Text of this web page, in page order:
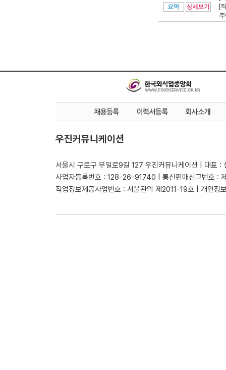
[
우진커뮤니케이션
서울시 구로구 부일로9길 127 우진커뮤니케이션 | 대표 :
사업자등록번호 : 128-26-91740 | 통신판매신고번호 :
직업정보제공사업번호 : 서울관악 제2011-19호 | 개인정